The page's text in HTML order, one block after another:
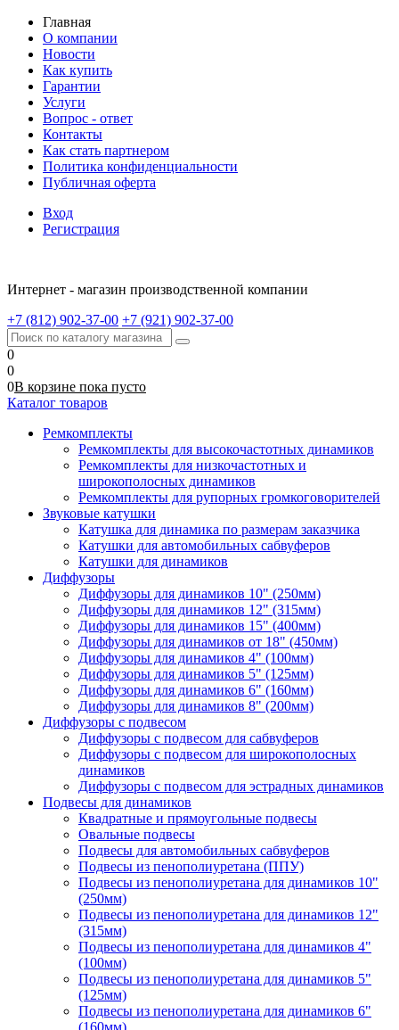
Главная
О компании
Новости
Как купить
Гарантии
Услуги
Вопрос - ответ
Контакты
Как стать партнером
Политика конфиденциальности
Публичная оферта
Вход
Регистрация
Интернет - магазин производственной компании
+7 (812) 902-37-00 +7 (921) 902-37-00
0
0
0В корзине пока пусто
Каталог товаров
Ремкомплекты
Ремкомплекты для высокочастотных динамиков
Ремкомплекты для низкочастотных и
широкополосных динамиков
Ремкомплекты для рупорных громкоговорителей
Звуковые катушки
Катушка для динамика по размерам заказчика
Катушки для автомобильных сабвуферов
Катушки для динамиков
Диффузоры
Диффузоры для динамиков 10" (250мм)
Диффузоры для динамиков 12" (315мм)
Диффузоры для динамиков 15" (400мм)
Диффузоры для динамиков от 18" (450мм)
Диффузоры для динамиков 4" (100мм)
Диффузоры для динамиков 5" (125мм)
Диффузоры для динамиков 6" (160мм)
Диффузоры для динамиков 8" (200мм)
Диффузоры с подвесом
Диффузоры с подвесом для сабвуферов
Диффузоры с подвесом для широкополосных
динамиков
Диффузоры с подвесом для эстрадных динамиков
Подвесы для динамиков
Квадратные и прямоугольные подвесы
Овальные подвесы
Подвесы для автомобильных сабвуферов
Подвесы из пенополиуретана (ППУ)
Подвесы из пенополиуретана для динамиков 10"
(250мм)
Подвесы из пенополиуретана для динамиков 12"
(315мм)
Подвесы из пенополиуретана для динамиков 4"
(100мм)
Подвесы из пенополиуретана для динамиков 5"
(125мм)
Подвесы из пенополиуретана для динамиков 6"
(160мм)